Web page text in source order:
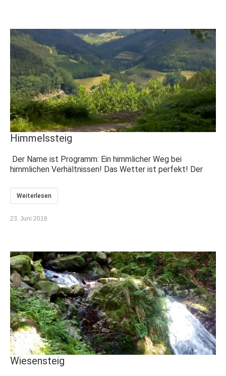
Himmelssteig
23. Juni 2018
Der Name ist Programm: Ein himmlicher Weg bei
himmlichen Verhältnissen! Das Wetter ist perfekt! Der
Weiterlesen
Wiesensteig